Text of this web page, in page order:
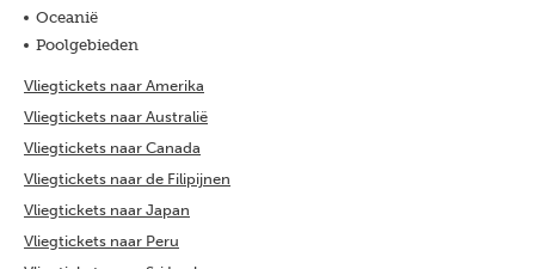
Oceanië
Poolgebieden
Vliegtickets naar Amerika
Vliegtickets naar Australië
Vliegtickets naar Canada
Vliegtickets naar de Filipijnen
Vliegtickets naar Japan
Vliegtickets naar Peru